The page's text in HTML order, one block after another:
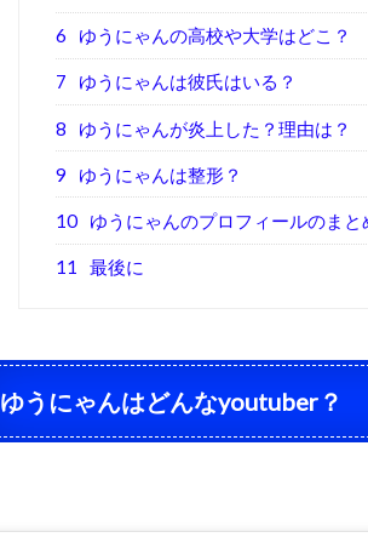
6 ゆうにゃんの高校や大学はどこ？
7 ゆうにゃんは彼氏はいる？
8 ゆうにゃんが炎上した？理由は？
9 ゆうにゃんは整形？
10 ゆうにゃんのプロフィールのまと
11 最後に
ゆうにゃんはどんなyoutuber？